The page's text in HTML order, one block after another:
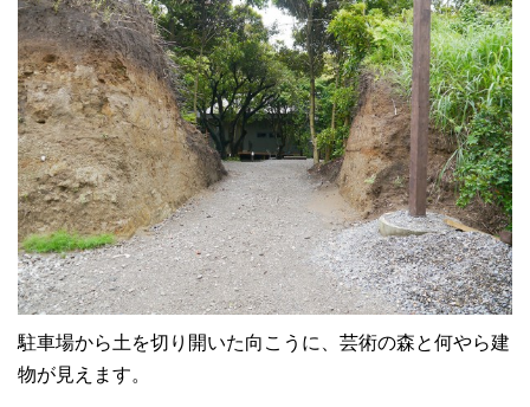
駐車場から土を切り開いた向こうに、芸術の森と何やら建
物が見えます。